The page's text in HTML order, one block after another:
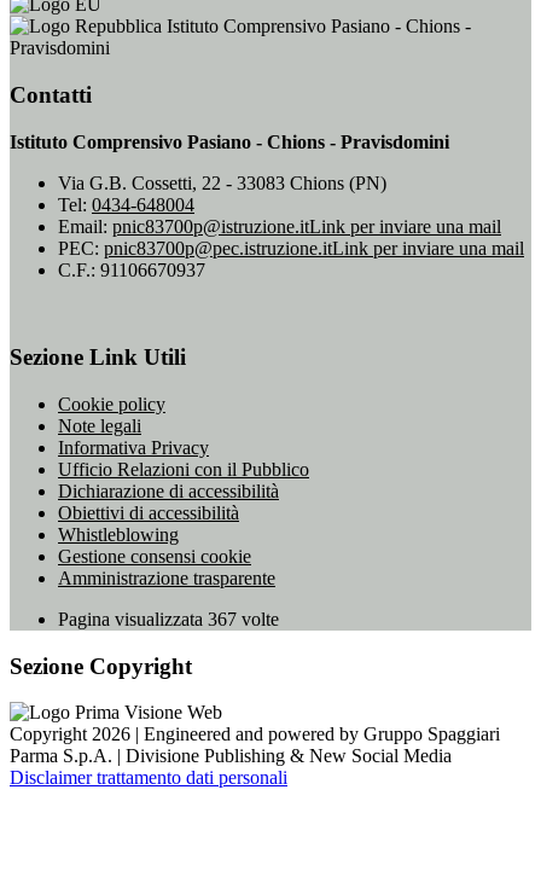
Istituto Comprensivo Pasiano - Chions -
Pravisdomini
Contatti
Istituto Comprensivo Pasiano - Chions - Pravisdomini
Via G.B. Cossetti, 22 - 33083 Chions (PN)
Tel: 0434-648004
Email: pnic83700p@istruzione.itLink per inviare una mail
PEC: pnic83700p@pec.istruzione.itLink per inviare una mail
C.F.: 91106670937
Sezione Link Utili
Cookie policy
Note legali
Informativa Privacy
Ufficio Relazioni con il Pubblico
Dichiarazione di accessibilità
Obiettivi di accessibilità
Whistleblowing
Gestione consensi cookie
Amministrazione trasparente
Pagina visualizzata 367 volte
Sezione Copyright
Copyright 2026 | Engineered and powered by Gruppo Spaggiari
Parma S.p.A. | Divisione Publishing & New Social Media
Disclaimer trattamento dati personali